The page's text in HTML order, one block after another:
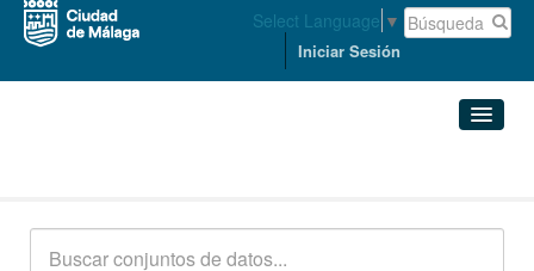
Select Language ▼
Iniciar Sesión